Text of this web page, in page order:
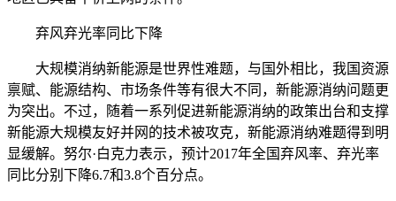
弃风弃光率同比下降
大规模消纳新能源是世界性难题，与国外相比，我国资源
禀赋、能源结构、市场条件等有很大不同，新能源消纳问题更
为突出。不过，随着一系列促进新能源消纳的政策出台和支撑
新能源大规模友好并网的技术被攻克，新能源消纳难题得到明
显缓解。努尔·白克力表示，预计2017年全国弃风率、弃光率
同比分别下降6.7和3.8个百分点。